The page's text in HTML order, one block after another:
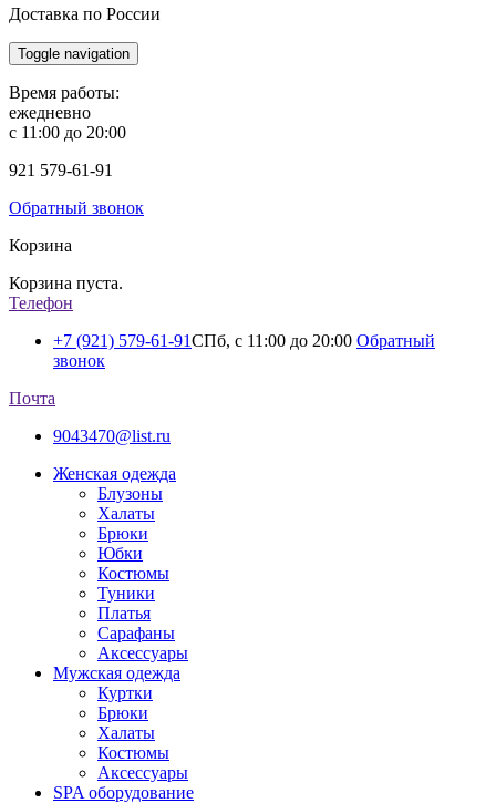
Доставка по России
Toggle navigation
Время работы:
ежедневно
с 11:00 до 20:00
921 579-61-91
Обратный звонок
Корзина
Корзина пуста.
Телефон
+7 (921) 579-61-91СПб, с 11:00 до 20:00 Обратный
звонок
Почта
9043470@list.ru
Женская одежда
Блузоны
Халаты
Брюки
Юбки
Костюмы
Туники
Платья
Сарафаны
Аксессуары
Мужская одежда
Куртки
Брюки
Халаты
Костюмы
Аксессуары
SPA оборудование